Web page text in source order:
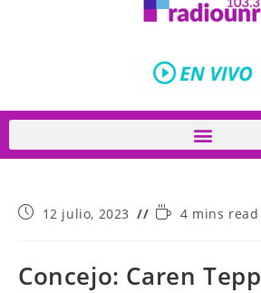
12 julio, 2023 4 mins read
Concejo: Caren Tepp